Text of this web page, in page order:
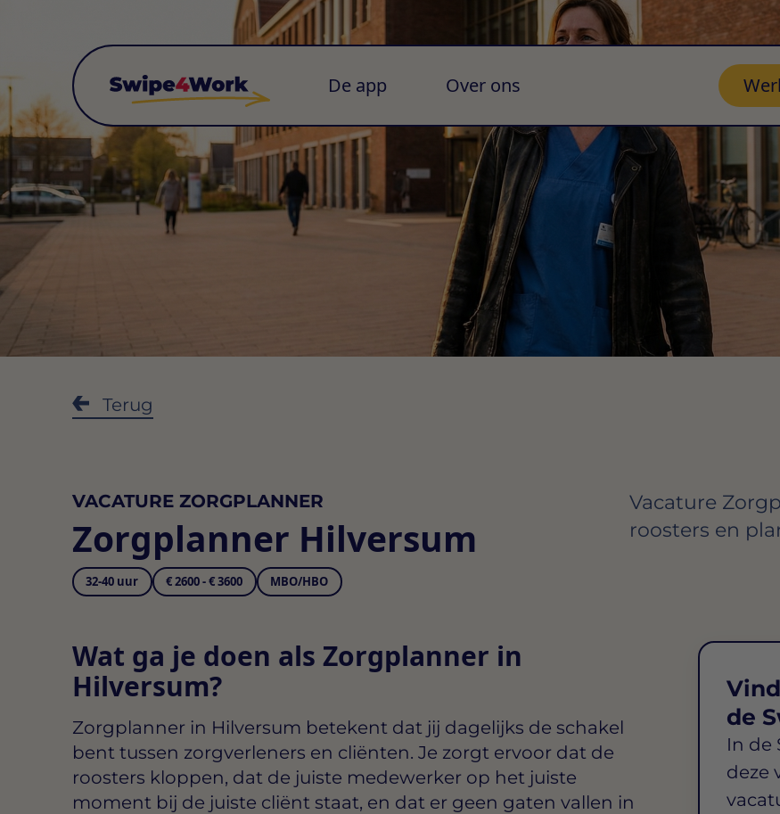
De app Over ons
Terug
VACATURE ZORGPLANNER
Zorgplanner Hilversum
32-40 uur € 2600 - € 3600 MBO/HBO
Vacature
roosters en
Wat ga je doen als Zorgplanner in
Hilversum?
Zorgplanner in Hilversum betekent dat jij dagelijks de schakel
bent tussen zorgverleners en cliënten. Je zorgt ervoor dat de
roosters kloppen, dat de juiste medewerker op het juiste
moment bij de juiste cliënt staat, en dat er geen gaten vallen in
de
In de
deze